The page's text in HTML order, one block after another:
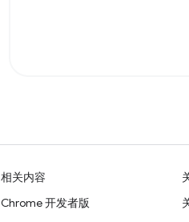
相关内容
Chrome 开发者版